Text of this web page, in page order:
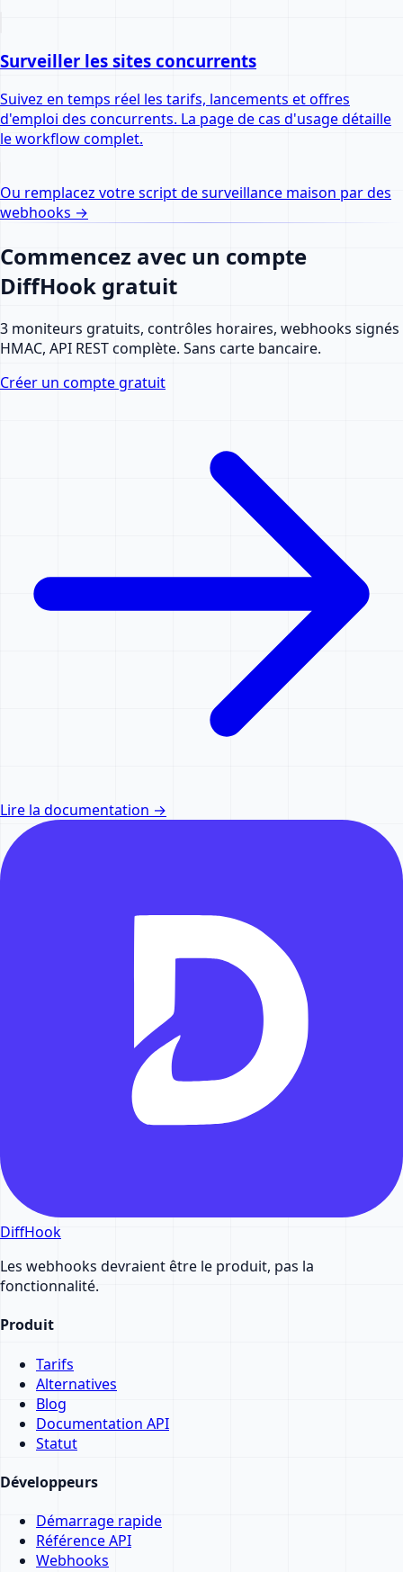
Surveiller les sites concurrents
Suivez en temps réel les tarifs, lancements et offres
d'emploi des concurrents. La page de cas d'usage détaille
le workflow complet.
Ou remplacez votre script de surveillance maison par des
webhooks →
Commencez avec un compte
DiffHook gratuit
3 moniteurs gratuits, contrôles horaires, webhooks signés
HMAC, API REST complète. Sans carte bancaire.
Créer un compte gratuit
Lire la documentation →
DiffHook
Les webhooks devraient être le produit, pas la
fonctionnalité.
Produit
Tarifs
Alternatives
Blog
Documentation API
Statut
Développeurs
Démarrage rapide
Référence API
Webhooks